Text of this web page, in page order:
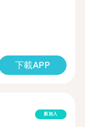
下載APP
新加入